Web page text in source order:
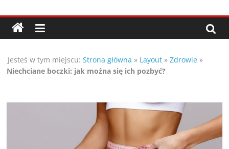
do
treści
Porady,
wskazówki
oraz
ciekawe
Jesteś w tym miejscu: Strona główna » Layout »Zdrowie »
Niechciane boczki: jak można się ich pozbyć?